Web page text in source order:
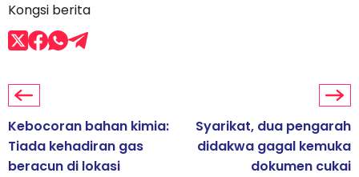
Kongsi berita
Kebocoran bahan kimia:
Tiada kehadiran gas
beracun di lokasi
Syarikat, dua pengarah
didakwa gagal kemuka
dokumen cukai